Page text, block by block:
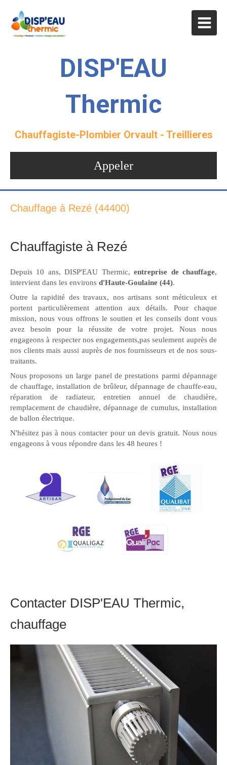
DISP'EAU
Thermic
Chauffagiste-Plombier Orvault - Treillieres
Appeler
Chauffage à Rezé (44400)
Chauffagiste à Rezé
Depuis 10 ans, DISP'EAU Thermic,entreprise de chauffage,
intervient dans les environs d'Haute-Goulaine (44).
Outre la rapidité des travaux, nos artisans sont méticuleux et
portent particulièrement attention aux détails. Pour chaque
mission, nous vous offrons le soutien et les conseils dont vous
avez besoin pour la réussite de votre projet. Nous nous
engageons à respecter nos engagements,pas seulement auprès de
nos clients mais aussi auprès de nos fournisseurs et de nos sous-
traitants.
Nous proposons un large panel de prestations parmi dépannage
de chauffage, installation de brûleur, dépannage de chauffe-eau,
réparation de radiateur, entretien annuel de chaudière,
remplacement de chaudière, dépannage de cumulus, installation
de ballon électrique.
N'hésitez pas à nous contacter pour un devis gratuit. Nous nous
engageons à vous répondre dans les 48 heures !
Contacter DISP'EAU Thermic,
chauffage